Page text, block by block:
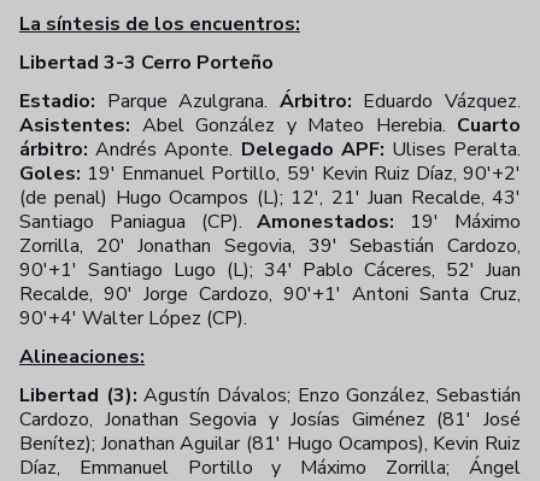
La síntesis de los encuentros:
Libertad 3-3 Cerro Porteño
Estadio: Parque Azulgrana. Árbitro: Eduardo Vázquez.
Asistentes: Abel González y Mateo Herebia. Cuarto
árbitro: Andrés Aponte. Delegado APF: Ulises Peralta.
Goles: 19' Enmanuel Portillo, 59' Kevin Ruiz Díaz, 90'+2'
(de penal) Hugo Ocampos (L); 12', 21' Juan Recalde, 43'
Santiago Paniagua (CP).Amonestados: 19' Máximo
Zorrilla, 20' Jonathan Segovia, 39' Sebastián Cardozo,
90'+1' Santiago Lugo (L); 34' Pablo Cáceres, 52' Juan
Recalde, 90' Jorge Cardozo, 90'+1' Antoni Santa Cruz,
90'+4' Walter López (CP).
Alineaciones:
Libertad (3): Agustín Dávalos; Enzo González, Sebastián
Cardozo, Jonathan Segovia y Josías Giménez (81' José
Benítez); Jonathan Aguilar (81' Hugo Ocampos), Kevin Ruiz
Díaz, Emmanuel Portillo y Máximo Zorrilla; Ángel